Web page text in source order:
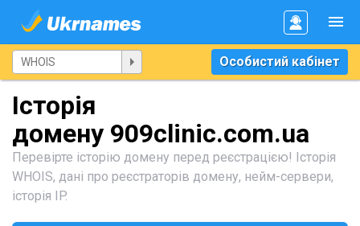
Особистий кабінет
Історія
домену 909clinic.com.ua
Перевірте історію домену перед реєстрацією! Історія
WHOIS, дані про реєстраторів домену, нейм-сервери,
історія IP.